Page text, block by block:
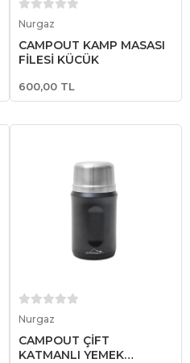
Nurgaz
CAMPOUT KAMP MASASI
FİLESİ KÜÇÜK
600,00 TL
Nurgaz
CAMPOUT ÇİFT
KATMANLI YEMEK